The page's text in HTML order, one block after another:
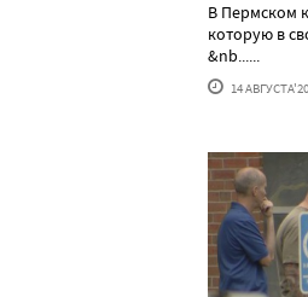
В Пермском
которую в
&nb......
14